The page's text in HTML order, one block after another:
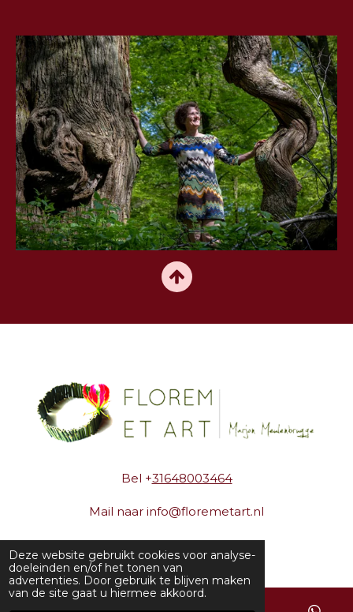
Deze website gebruikt cookies voor analyse-
doeleinden en/of het tonen van
advertenties. Door gebruik te blijven maken
van de site gaat u hiermee akkoord.
Bel +31648003464
Mail naar info@floremetart.nl
Florem et Art
Atelier : Jagerskamp 46